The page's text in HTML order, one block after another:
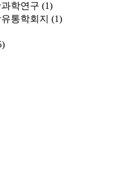
학연구 (1)
통학회지 (1)